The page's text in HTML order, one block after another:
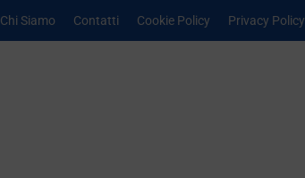
Chi Siamo Contatti Cookie Policy Privacy Policy